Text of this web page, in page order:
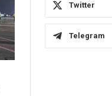
Twitter
Telegram